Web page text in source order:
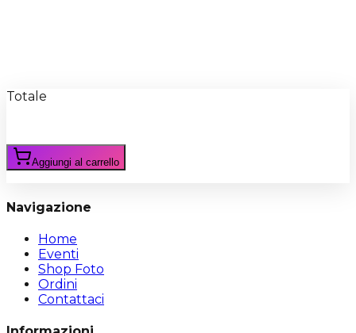
Totale
Aggiungi al carrello
Navigazione
Home
Eventi
Shop Foto
Ordini
Contattaci